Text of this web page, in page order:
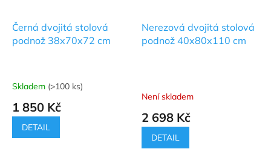
Černá dvojitá stolová
podnož 38x70x72 cm
Průměrné
produktu
4,8
Skladem (>100 ks)
1 850 Kč
DETAIL
Nerezová dvojitá stolová
podnož 40x80x110 cm
Není skladem
2 698 Kč
DETAIL